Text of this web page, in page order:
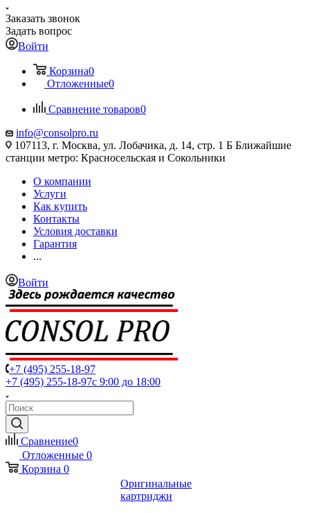
Заказать звонок
Задать вопрос
Войти
Корзина0
Отложенные0
Сравнение товаров0
info@consolpro.ru
107113, г. Москва, ул. Лобачика, д. 14, стр. 1 Б Ближайшие
станции метро: Красносельская и Сокольники
О компании
Услуги
Как купить
Контакты
Условия доставки
Гарантия
...
Войти
+7 (495) 255-18-97
+7 (495) 255-18-97с 9:00 до 18:00
Сравнение0
Отложенные 0
Корзина 0
Оригинальные
картриджи